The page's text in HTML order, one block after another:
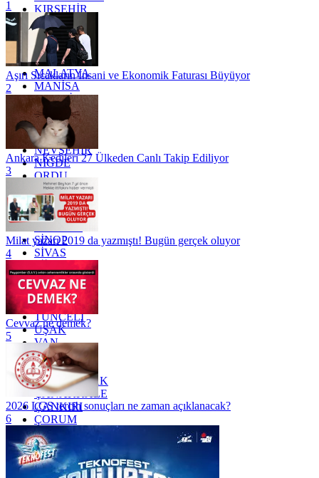
KIRŞEHİR
KOCAELİ
KONYA
KÜTAHYA
KİLİS
MALATYA
MANİSA
MARDİN
MERSİN
MUĞLA
MUŞ
NEVŞEHİR
NİĞDE
ORDU
OSMANİYE
RİZE
SAKARYA
SAMSUN
SİNOP
SİVAS
TEKİRDAĞ
TOKAT
TRABZON
TUNCELİ
UŞAK
VAN
YALOVA
YOZGAT
ZONGULDAK
ÇANAKKALE
ÇANKIRI
ÇORUM
İSTANBUL
İZMİR
ŞANLIURFA
ŞIRNAK
1
Aşırı Sıcakların İnsani ve Ekonomik Faturası Büyüyor
2
Ankara Kedileri 27 Ülkeden Canlı Takip Ediliyor
3
Milat yazarı 2019 da yazmıştı! Bugün gerçek oluyor
4
Cevvaz ne demek?
5
2026 LGS tercih sonuçları ne zaman açıklanacak?
6